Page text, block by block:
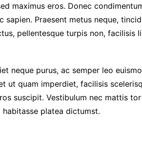
maximus eros. Donec
sapien. Praesent metus neque,
pellentesque turpis non, facilisis
neque purus, ac semper leo
ut quam imperdiet, facilisis
suscipit. Vestibulum nec mattis
habitasse platea dictumst.